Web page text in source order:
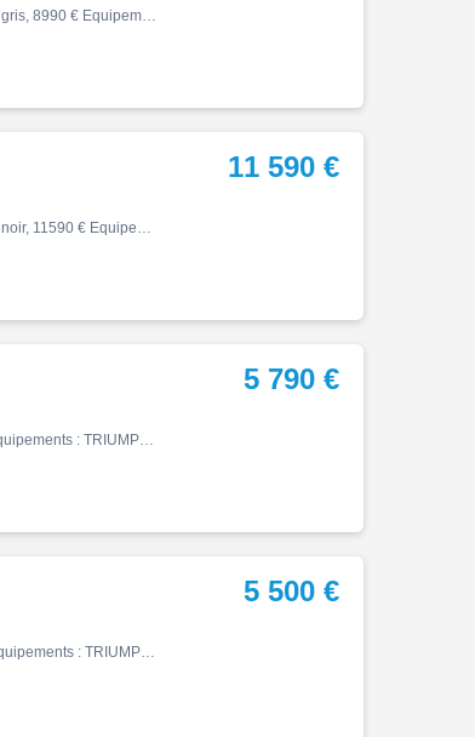
Street, 03/2024, 6845 km, Première main, Essence, 765cm³, Couleur gris, 8990 € Equipements : TRIUMPH STREET TRIPLE 765 R ETAT NEUF - COLORIS SILVER ICE - ENTRETIENS REGULIERS CONCESSION TRIUMPH - Dernier entretien complet fait AMR Vittel o km - Pneus Neufs Pirelli Rosso III - Su…
Street, 12/2025, 4200 km, Première main, Essence, 765cm³, Couleur noir, 11590 € Equipements : ,1ère main,Disponible à l'essai,Garantie constructeur jusqu'au 26/12/2027
11 590 €
Street, 03/2011, 18401 km, Essence, 675cm³, Couleur gris, 5790 € Equipements : TRIUMPH STREET TRIPLE R 675 SUPERBE ETAT D ORIGINE, FAIBLE KILOMETRAGE - COLORIS MATT GRAPHITE - ENTRETIENS REGULIERS CONCESSION TRIUMPH - Dernier entretien complet type 20 000 kms fait AMR Vittel 0 k…
5 790 €
Street, 04/2018, 19720 km, Essence, 900cm³, Couleur noir, 5500 € Equipements : TRIUMPH 900 STREET TWIN, bon état général, entièrement d'origine, révisée, pneu avant neuf, ABS
5 500 €